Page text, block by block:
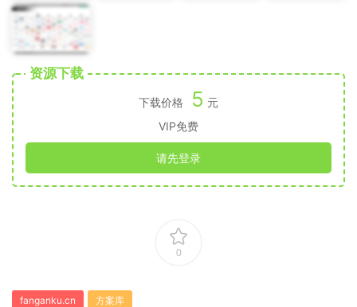
资源下载
下载价格 5 元
VIP免费
请先登录
0
fanganku.cn 方案库